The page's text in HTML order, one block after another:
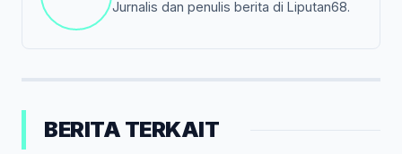
Jurnalis dan penulis berita di Liputan68.
BERITA TERKAIT